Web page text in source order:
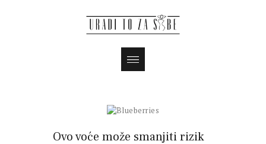
Ovo voće može smanjiti rizik